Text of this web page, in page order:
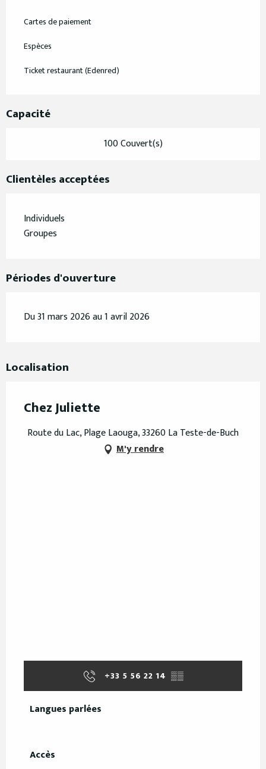
Cartes de paiement
Espèces
Ticket restaurant (Edenred)
Capacité
100 Couvert(s)
Clientèles acceptées
Individuels
Groupes
Périodes d'ouverture
Du 31 mars 2026 au 1 avril 2026
Localisation
Chez Juliette
Route du Lac, Plage Laouga, 33260 La Teste-de-Buch
M'y rendre
+33 5 56 22 14 ▒▒
Langues parlées
Langues parlées
Accès
Accès